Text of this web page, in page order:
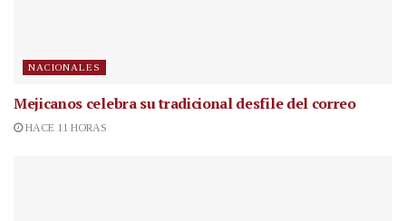
NACIONALES
Mejicanos celebra su tradicional desfile del correo
HACE 11 HORAS